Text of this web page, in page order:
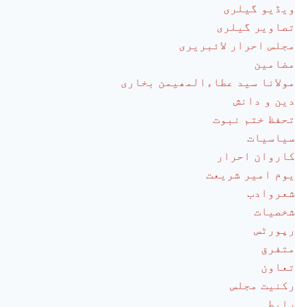
ویڈیو گیلری
تصاویر گیلری
مجلس احرار لائبریری
مضامین
مولانا سید عطاءالمھیمن بخاری
دین و دانش
تحفظ ختم نبوت
سیاسیات
کاروان احرار
یوم امیر شریعت
شعروادب
شخصیات
رپورٹس
متفرق
تعاون
رکنیت مجلس
رابطہ